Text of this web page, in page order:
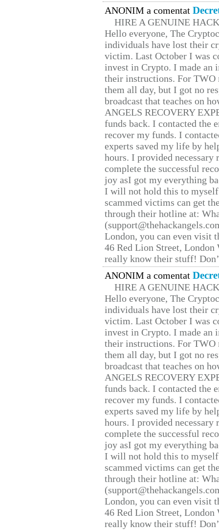
ANONIM a comentat
HIRE A GENUINE
Hello everyone, The
individuals have lost their
victim. Last October I was
invest in Crypto. I made
their instructions. For TWO
them all day, but I got no
broadcast that teaches on
ANGELS RECOVERY
funds back. I contacted the
recover my funds. I
experts saved my life by
hours. I provided
complete the successful
joy asI got my everything
I will not hold this to
scammed victims can get
through their hotline at:
London, you can even visit
46 Red Lion Street, London
really know their stuff!
ANONIM a comentat
HIRE A GENUINE
Hello everyone, The
individuals have lost their
victim. Last October I was
invest in Crypto. I made
their instructions. For TWO
them all day, but I got no
broadcast that teaches on
ANGELS RECOVERY
funds back. I contacted the
recover my funds. I
experts saved my life by
hours. I provided
complete the successful
joy asI got my everything
I will not hold this to
scammed victims can get
through their hotline at:
London, you can even visit
46 Red Lion Street, London
really know their stuff!